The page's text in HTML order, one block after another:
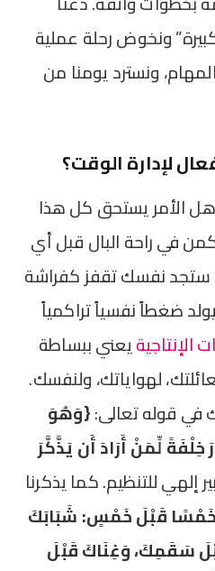
ونخوض رحلة عملية
ونسترد يومنا من
لإدارة الوقت؟
الأمر يستحق كل هذا
في راحة البال قبل أي
ستجد نفسك تقفز كفراشة
ضغطاً نفسياً تراكمياً
الإنتاجيةيعني ببساطة
لهواياتك، ولنفسك.
في قوله تعالى:{وَهُوَ
خِلْفَةً لِّمَنْ أَرَادَ أَن يَذَّكَّرَ
إلهي للتنظيم. كما يذكرنا
خَمْسًا قَبْلَ خَمْسٍ: شَبَابَكَ
سَقَمِكَ، وَغِنَاكَ قَبْلَ